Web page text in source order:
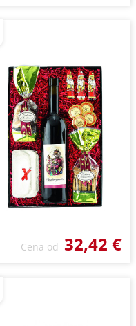
Cena od 32,42 €